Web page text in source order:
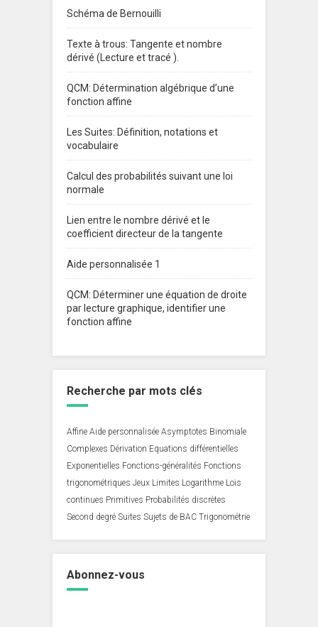
Schéma de Bernouilli
Texte à trous: Tangente et nombre
dérivé (Lecture et tracé ).
QCM: Détermination algébrique d’une
fonction affine
Les Suites: Définition, notations et
vocabulaire
Calcul des probabilités suivant une loi
normale
Lien entre le nombre dérivé et le
coefficient directeur de la tangente
Aide personnalisée 1
QCM: Déterminer une équation de droite
par lecture graphique, identifier une
fonction affine
Recherche par mots clés
Affine Aide personnalisée Asymptotes Binomiale
Complexes Dérivation Equations différentielles
Exponentielles Fonctions-généralités Fonctions
trigonométriques Jeux Limites Logarithme Lois
continues Primitives Probabilités discrètes
Second degré Suites Sujets de BAC Trigonométrie
Abonnez-vous